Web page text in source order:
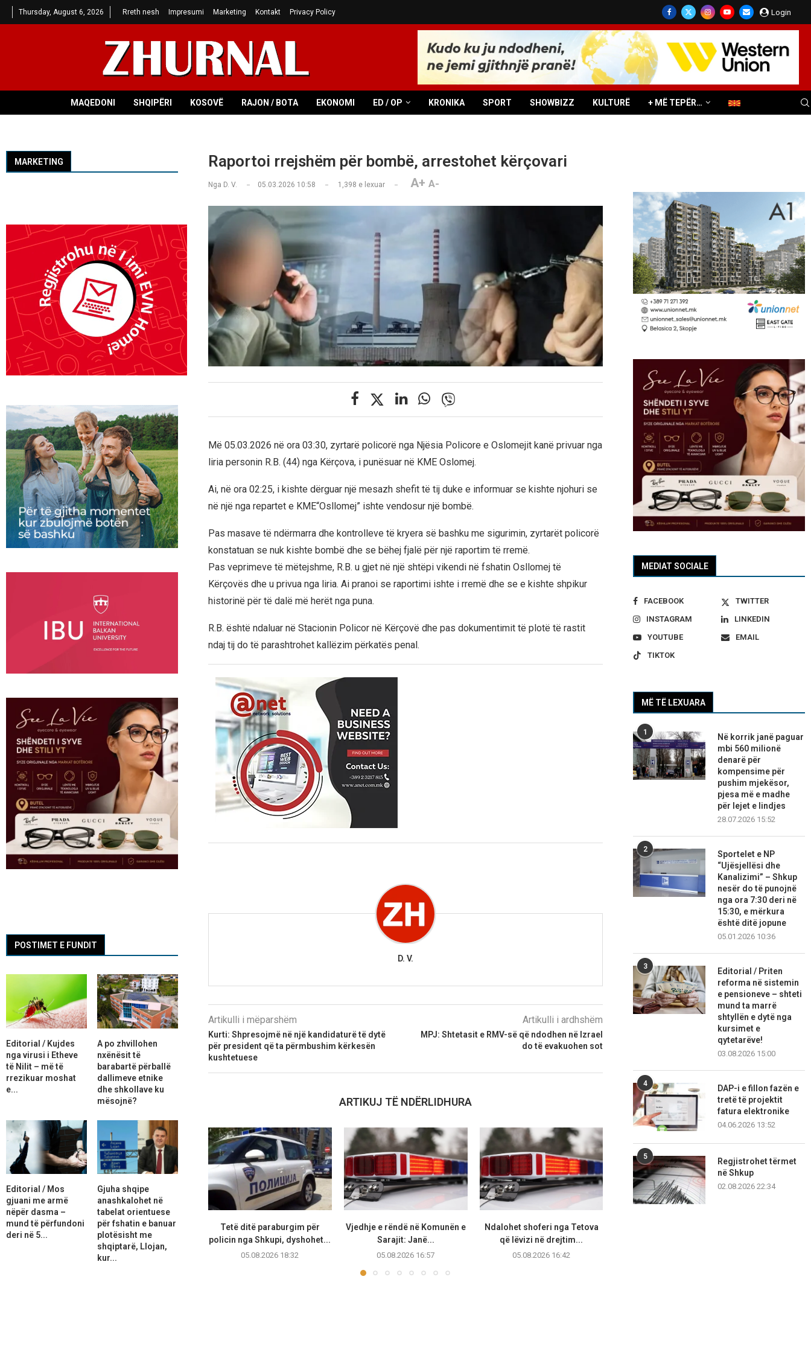
Thursday, August 6, 2026 Rreth nesh Impresumi Marketing Kontakt Privacy Policy Login
MAQEDONI SHQIPËRI KOSOVË RAJON / BOTA EKONOMI ED / OP KRONIKA SPORT SHOWBIZZ KULTURË + MË TEPËR…
Raportoi rrejshëm për bombë, arrestohet kërçovari
Nga D. V. 05.03.2026 10:58 1,398 e lexuar A+ A-
Më 05.03.2026 në ora 03:30, zyrtarë policorë nga Njësia Policore e Oslomejit kanë privuar nga
liria personin R.B. (44) nga Kërçova, i punësuar në KME Oslomej.
Ai, në ora 02:25, i kishte dërguar një mesazh shefit të tij duke e informuar se kishte njohuri se
në një nga repartet e KME“Osllomej” ishte vendosur një bombë.
Pas masave të ndërmarra dhe kontrolleve të kryera së bashku me sigurimin, zyrtarët policorë
konstatuan se nuk kishte bombë dhe se bëhej fjalë për një raportim të rremë.
Pas veprimeve të mëtejshme, R.B. u gjet në një shtëpi vikendi në fshatin Osllomej të
Kërçovës dhe u privua nga liria. Ai pranoi se raportimi ishte i rremë dhe se e kishte shpikur
historinë për të dalë më herët nga puna.
R.B. është ndaluar në Stacionin Policor në Kërçovë dhe pas dokumentimit të plotë të rastit
ndaj tij do të parashtrohet kallëzim përkatës penal.
D. V.
Artikulli i mëparshëm
Kurti: Shpresojmë në një kandidaturë të dytë
për president që ta përmbushim kërkesën
kushtetuese
Artikulli i ardhshëm
MPJ: Shtetasit e RMV-së që ndodhen në Izrael
do të evakuohen sot
ARTIKUJ TË NDËRLIDHURA
Tetë ditë paraburgim për
policin nga Shkupi, dyshohet...
05.08.2026 18:32
Vjedhje e rëndë në Komunën e
Sarajit: Janë...
05.08.2026 16:57
Ndalohet shoferi nga Tetova
që lëvizi në drejtim...
05.08.2026 16:42
MEDIAT SOCIALE
FACEBOOK
TWITTER
INSTAGRAM
LINKEDIN
YOUTUBE
EMAIL
TIKTOK
MË TË LEXUARA
1
Në korrik janë paguar
mbi 560 milionë
denarë për
kompensime për
pushim mjekësor,
pjesa më e madhe
për lejet e lindjes
28.07.2026 15:52
2
Sportelet e NP
“Ujësjellësi dhe
Kanalizimi” – Shkup
nesër do të punojnë
nga ora 7:30 deri në
15:30, e mërkura
është ditë jopune
05.01.2026 10:36
3
Editorial / Priten
reforma në sistemin
e pensioneve – shteti
mund ta marrë
shtyllën e dytë nga
kursimet e
qytetarëve!
03.08.2026 15:00
4
DAP-i e fillon fazën e
tretë të projektit
fatura elektronike
04.06.2026 13:52
5
Regjistrohet tërmet
në Shkup
02.08.2026 22:34
MARKETING
POSTIMET E FUNDIT
Editorial / Kujdes
nga virusi i Etheve
të Nilit – më të
rrezikuar moshat
e...
A po zhvillohen
nxënësit të
barabartë përballë
dallimeve etnike
dhe shkollave ku
mësojnë?
Editorial / Mos
gjuani me armë
nëpër dasma –
mund të përfundoni
deri në 5...
Gjuha shqipe
anashkalohet në
tabelat orientuese
për fshatin e banuar
plotësisht me
shqiptarë, Llojan,
kur...